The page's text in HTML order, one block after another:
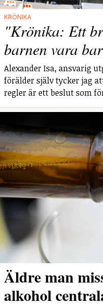
KRÖNIKA
"Krönika: Ett
barnen vara
Alexander Isa, ansvarig
förälder själv tycker jag
regler är ett beslut som
Äldre man
alkohol